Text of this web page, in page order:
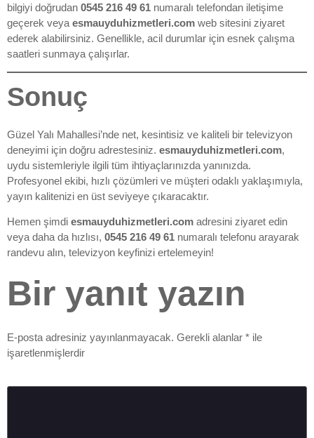
bilgiyi doğrudan 0545 216 49 61 numaralı telefondan iletişime
geçerek veya esmauyduhizmetleri.com web sitesini ziyaret
ederek alabilirsiniz. Genellikle, acil durumlar için esnek çalışma
saatleri sunmaya çalışırlar.
Sonuç
Güzel Yalı Mahallesi’nde net, kesintisiz ve kaliteli bir televizyon
deneyimi için doğru adrestesiniz. esmauyduhizmetleri.com,
uydu sistemleriyle ilgili tüm ihtiyaçlarınızda yanınızda.
Profesyonel ekibi, hızlı çözümleri ve müşteri odaklı yaklaşımıyla,
yayın kalitenizi en üst seviyeye çıkaracaktır.
Hemen şimdi esmauyduhizmetleri.com adresini ziyaret edin
veya daha da hızlısı, 0545 216 49 61 numaralı telefonu arayarak
randevu alın, televizyon keyfinizi ertelemeyin!
Bir yanıt yazın
E-posta adresiniz yayınlanmayacak. Gerekli alanlar * ile
işaretlenmişlerdir